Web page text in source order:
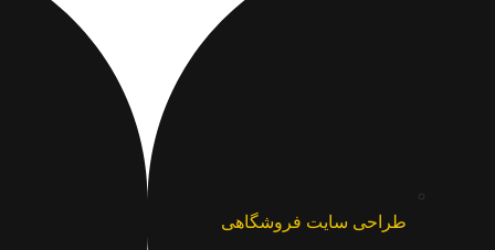
طراحی سایت فروشگاهی